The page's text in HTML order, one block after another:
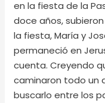
en la fiesta de la
doce años,
la fiesta, María y
permaneció en
cuenta. Creyendo
caminaron todo un
buscarlo entre los